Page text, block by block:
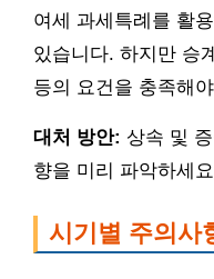
여세 과세특례를 활
있습니다. 하지만 승
등의 요건을 충족해
대처 방안: 상속 및
향을 미리 파악하세
시기별 주의사